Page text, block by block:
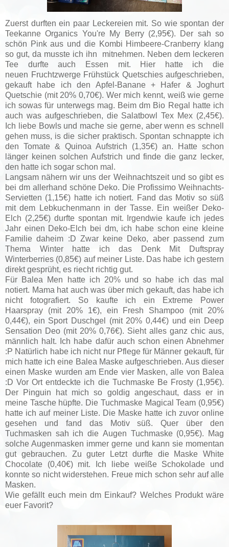
Zuerst durften ein paar Leckereien mit. So wie spontan der
Teekanne Organics You're My Berry (2,95€). Der sah so
schön Pink aus und die Kombi Himbeere-Cranberry klang
so gut, da musste ich ihn mitnehmen. Neben dem leckeren
Tee durfte auch Essen mit. Hier hatte ich die
neuen Fruchtzwerge Frühstück Quetschies aufgeschrieben,
gekauft habe ich den Apfel-Banane + Hafer & Joghurt
Quetschie (mit 20% 0,70€). Wer mich kennt, weiß wie gerne
ich sowas für unterwegs mag. Beim dm Bio Regal hatte ich
auch was aufgeschrieben, dieSalatbowl Tex Mex (2,45€).
Ich liebe Bowls und mache sie gerne, aber wenn es schnell
gehen muss, is die sicher praktisch. Spontan schnappte ich
den Tomate & Quinoa Aufstrich (1,35€) an. Hatte schon
länger keinen solchen Aufstrich und finde die ganz lecker,
den hatte ich sogar schon mal.
Langsam nähern wir uns der Weihnachtszeit und so gibt es
bei dm allerhand schöne Deko. Die Profissimo Weihnachts-
Servietten (1,15€) hatte ich notiert. Fand das Motiv so süß
mit dem Lebkuchenmann in der Tasse. Ein weißer Deko-
Elch (2,25€) durfte spontan mit. Irgendwie kaufe ich jedes
Jahr einen Deko-Elch bei dm, ich habe schon eine kleine
Familie daheim :D Zwar keine Deko, aber passend zum
Thema Winter hatte ich das
Denk Mit Duftspray
Winterberries (0,85€) auf meiner Liste. Das habe ich gestern
direkt gesprüht, es riecht richtig gut.
Für Balea Men hatte ich 20% und so habe ich das mal
notiert. Mama hat auch was über mich gekauft, das habe ich
nicht fotografiert. So kaufte ich ein Extreme Power
Haarspray (mit 20% 1€), ein Fresh Shampoo (mit 20%
0,44€), ein Sport Duschgel (mit 20% 0,44€) und ein Deep
Sensation Deo (mit 20% 0,76€). Sieht alles ganz chic aus,
männlich halt.
Ich habe dafür auch schon einen Abnehmer
:P Natürlich habe ich nicht nur Pflege für Männer gekauft, für
mich hatte ich eine Balea Maske aufgeschrieben. Aus dieser
einen Maske wurden am Ende vier Masken, alle von Balea
:D Vor Ort entdeckte ich dieTuchmaske Be Frosty (1,95€).
Der Pinguin hat mich so goldig angeschaut, dass er in
meine Tasche hüpfte. Die Tuchmaske Magical Team (0,95€)
hatte ich auf meiner Liste. Die Maske hatte ich zuvor online
gesehen und fand das Motiv süß. Quer über den
Tuchmasken sah ich die Augen Tuchmaske (0,95€). Mag
solche Augenmasken immer gerne und kann sie momentan
gut gebrauchen. Zu guter Letzt durfte die Maske White
Chocolate (0,40€) mit. Ich liebe weiße Schokolade und
konnte so nicht widerstehen. Freue mich schon sehr auf alle
Masken.
Wie gefällt euch mein dm Einkauf? Welches Produkt wäre
euer Favorit?